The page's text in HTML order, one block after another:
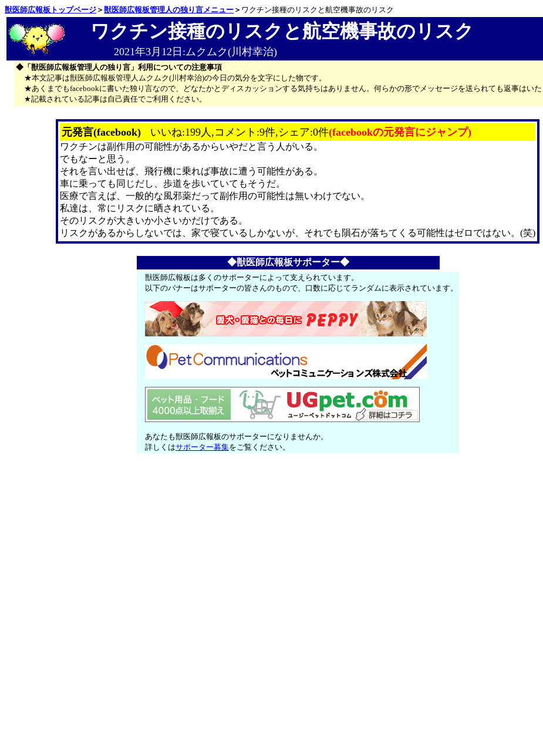
獣医師広報板トップページ ＞ 獣医師広報板管理人の独り言メニュー ＞ ワクチン接種のリスクと航空機事故のリスク
ワクチン接種のリスクと航空機事故のリスク
2021年3月12日:ムクムク(川村幸治)
◆「獣医師広報板管理人の独り言」利用についての注意事項
★本文記事は獣医師広報板管理人ムクムク(川村幸治)の今日の気分を文字にした物です。
★あくまでもfacebookに書いた独り言なので、どなたかとディスカッションする気持ちはありません。何らかの形でメッセージを送られても返事はいた
★記載されている記事は自己責任でご利用ください。
元発言(facebook) いいね:199人,コメント:9件,シェア:0件(facebookの元発言にジャンプ)
ワクチンは副作用の可能性があるからいやだと言う人がいる。
でもなーと思う。
それを言い出せば、飛行機に乗れば事故に遭う可能性がある。
車に乗っても同じだし、歩道を歩いていてもそうだ。
医療で言えば、一般的な風邪薬だって副作用の可能性は無いわけでない。
私達は、常にリスクに晒されている。
そのリスクが大きいか小さいかだけである。
リスクがあるからしないでは、家で寝ているしかないが、それでも隕石が落ちてくる可能性はゼロではない。(笑)
◆獣医師広報板サポーター◆
獣医師広報板は多くのサポーターによって支えられています。
以下のバナーはサポーターの皆さんのもので、口数に応じてランダムに表示されています。
あなたも獣医師広報板のサポーターになりませんか。
詳しくはサポーター募集をご覧ください。